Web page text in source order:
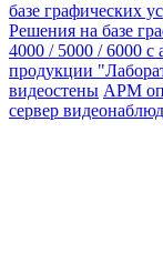
базе графических
Решения на базе
4000 / 5000 / 6000 с
продукции
видеостены АРМ
сервер